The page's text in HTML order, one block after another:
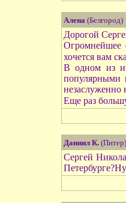
Алена(Белгород)
Дорогой
Огромнейшее
хочется вам
В одном из
популярными
незаслуженно
Еще раз
Даниил К.(Питер)
Сергей